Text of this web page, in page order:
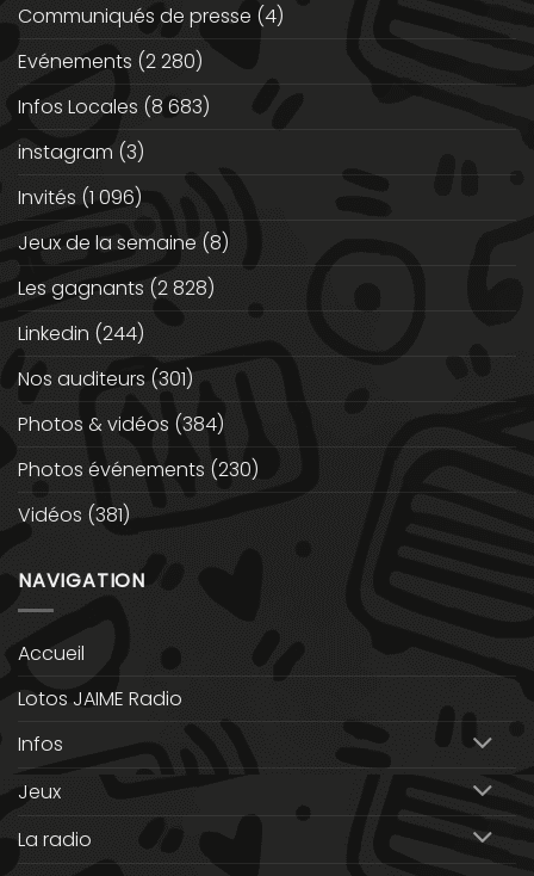
Communiqués de presse (4)
Evénements (2 280)
Infos Locales (8 683)
instagram (3)
Invités (1 096)
Jeux de la semaine (8)
Les gagnants (2 828)
Linkedin (244)
Nos auditeurs (301)
Photos & vidéos (384)
Photos événements (230)
Vidéos (381)
NAVIGATION
Accueil
Lotos JAIME Radio
Infos
Jeux
La radio